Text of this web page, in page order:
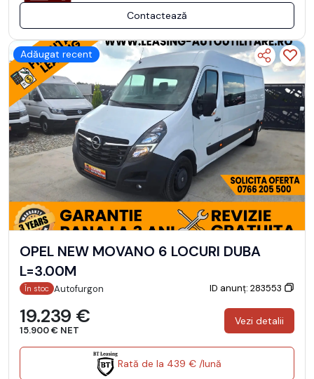
Contactează
Adăugat recent
OPEL NEW MOVANO 6 LOCURI DUBA
L=3.00M
În stoc Autofurgon ID anunț: 283553
19.239 €
15.900 € NET
Vezi detalii
Rată de la 439 € /lună